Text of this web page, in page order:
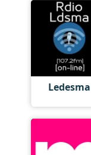
Ledesma